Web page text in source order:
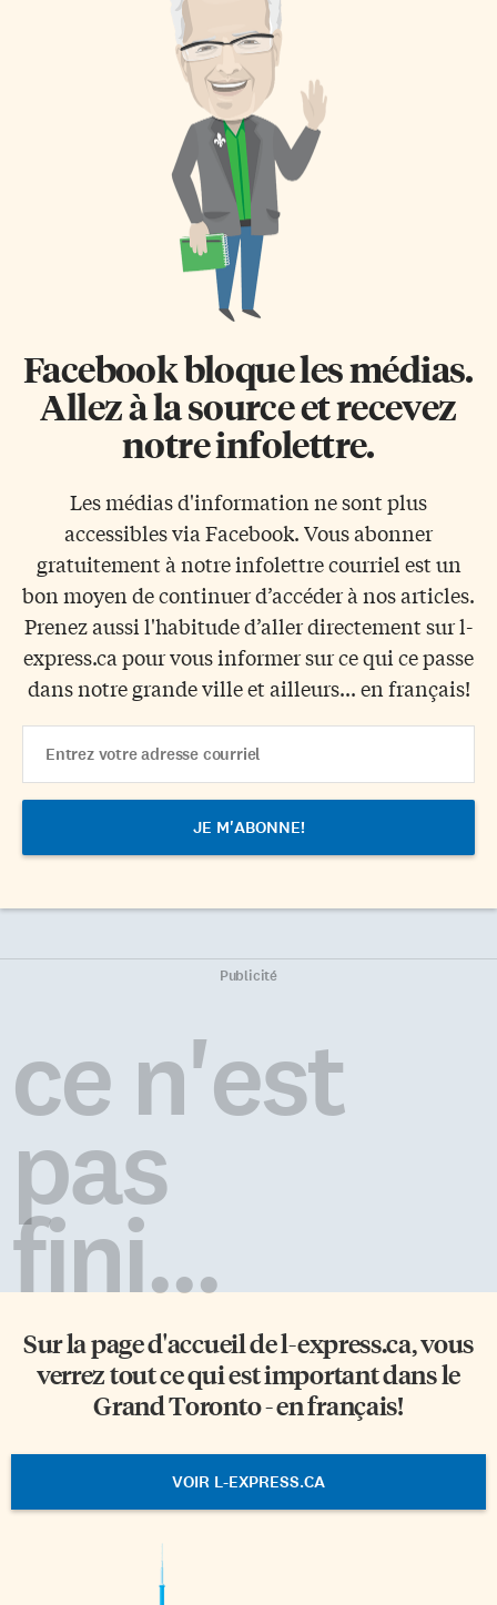
Facebook bloque les médias.
Allez à la source et recevez
notre infolettre.
Les médias d'information ne sont plus
accessibles via Facebook. Vous abonner
gratuitement à notre infolettre courriel est un
bon moyen de continuer d’accéder à nos articles.
Prenez aussi l'habitude d’aller directement sur l-
express.ca pour vous informer sur ce qui ce passe
dans notre grande ville et ailleurs... en français!
Address
Publicité
ce n'est
pas
fini...
Sur la page d'accueil del-express.ca, vous
verrez tout ce qui est important dans le
Grand Toronto - en français!
VOIR L-EXPRESS.CA